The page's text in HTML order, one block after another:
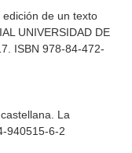
de un texto
UNIVERSIDAD DE
ISBN 978-84-472-
La
940515-6-2